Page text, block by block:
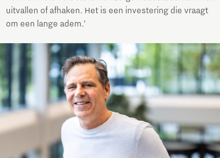
uitvallen of afhaken. Het is een investering die vraagt
om een lange adem.’